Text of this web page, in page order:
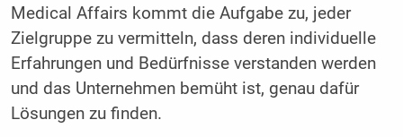
Medical Affairs kommt die Aufgabe zu, jeder
Zielgruppe zu vermitteln, dass deren individuelle
Erfahrungen und Bedürfnisse verstanden werden
und das Unternehmen bemüht ist, genau dafür
Lösungen zu finden.